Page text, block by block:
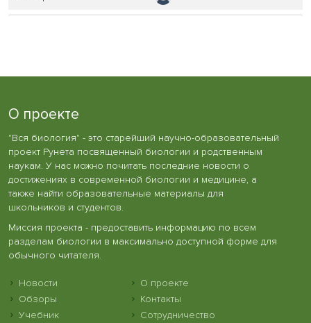
О проекте
"Вся биология" - это старейший научно-образовательный
проект Рунета посвященный биологии и родственным
наукам. У нас можно почитать последние новости о
достижениях в современной биологии и медицине, а
также найти образовательные материалы для
школьников и студентов.
Миссия проекта - предоставить информацию по всем
разделам биологии в максимально доступной форме для
обычного читателя.
Новости
Обзоры
Учебник
О проекте
Контакты
Сотрудничество